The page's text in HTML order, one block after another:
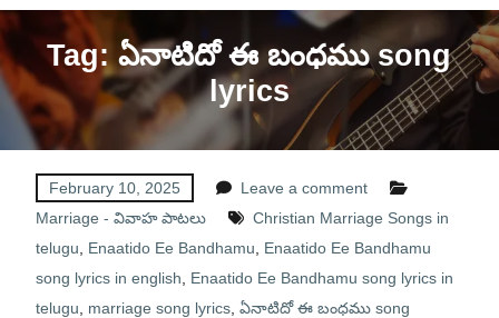
Tag: ఏనాటిదో ఈ బంధము song
lyrics
February 10, 2025
Leave a comment
Marriage - వివాహ పాటలు
Christian Marriage Songs in
telugu
Enaatido Ee Bandhamu
Enaatido Ee Bandhamu
song lyrics in english
Enaatido Ee Bandhamu song lyrics in
telugu
marriage song lyrics, ఏనాటిదో ఈ బంధము song